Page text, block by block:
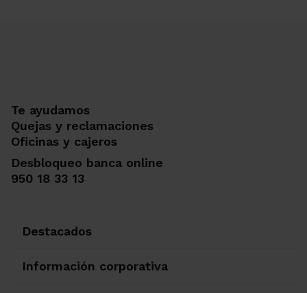
Te ayudamos
Quejas y reclamaciones
Oficinas y cajeros
Desbloqueo banca online
950 18 33 13
Destacados
Información corporativa